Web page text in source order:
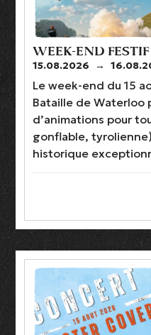
WEEK-END
15.08.2026 →
Le week-end du 15
Bataille de Waterloo
d’animations pour
gonflable,
historique